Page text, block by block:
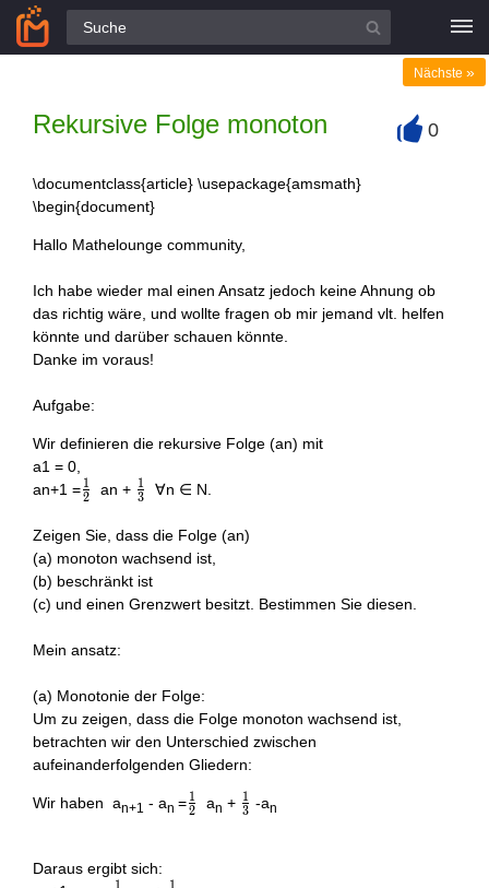
Alle Fragen
Rekursive Folge monoton
Nächste »
0
\documentclass{article} \usepackage{amsmath}
\begin{document}
Hallo Mathelounge community,
Ich habe wieder mal einen Ansatz jedoch keine Ahnung ob
das richtig wäre, und wollte fragen ob mir jemand vlt. helfen
könnte und darüber schauen könnte.
Danke im voraus!
Aufgabe:
Wir definieren die rekursive Folge (an) mit
a1 = 0,
an+1 =\frac{1}
2
1 an + \frac{1}
3
1 ∀n ∈ N.
Zeigen Sie, dass die Folge (an)
(a) monoton wachsend ist,
(b) beschränkt ist
(c) und einen Grenzwert besitzt. Bestimmen Sie diesen.
Mein ansatz:
(a) Monotonie der Folge:
Um zu zeigen, dass die Folge monoton wachsend ist,
betrachten wir den Unterschied zwischen
aufeinanderfolgenden Gliedern:
Wir haben an+1 - an =\frac{1}
2
1 an + \frac{1}
3
1 -an
Daraus ergibt sich:
1 1